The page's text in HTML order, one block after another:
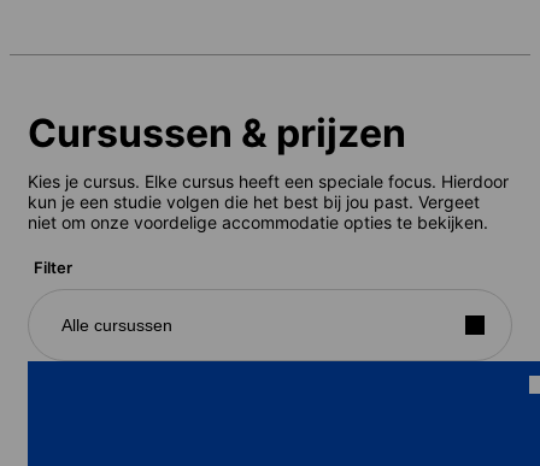
Cursussen & prijzen
Kies je cursus. Elke cursus heeft een speciale focus. Hierdoor
kun je een studie volgen die het best bij jou past. Vergeet
niet om onze voordelige accommodatie opties te bekijken.
Filter
Alle cursussen